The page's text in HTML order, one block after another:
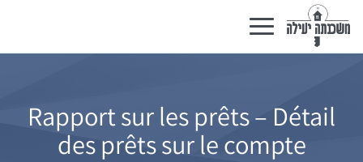
Basculer
la
navigation
Rapport sur les prêts – Détail
des prêts sur le compte